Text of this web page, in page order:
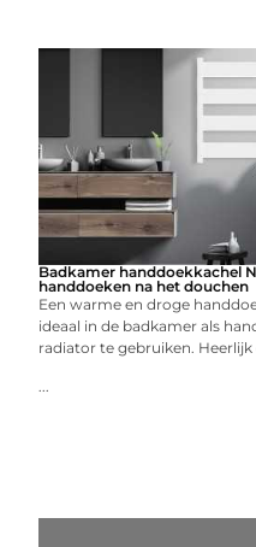
Badkamer handdoekkachel
handdoeken na het douchen
Een warme en droge
ideaal in de badkamer als
radiator te gebruiken.
...